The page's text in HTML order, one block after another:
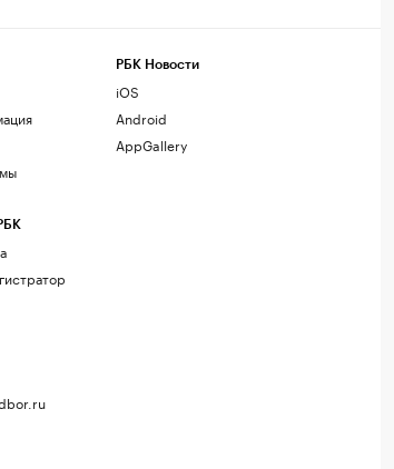
РБК Новости
iOS
Android
AppGallery